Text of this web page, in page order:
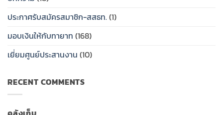
สงเคราะห์
ให้
กับ
งาน
ออม
ป้าย
ครอบครัว
ออม
สาธารณสุข
ที่
ประกาศรับสมัครสมาชิก-สสธท.(1)
มอบเงินให้กับทายาท (168)
เยี่ยมศูนย์ประสานงาน (10)
RECENT COMMENTS